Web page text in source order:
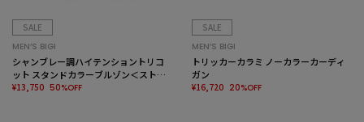
SALE
MEN’S BIGI
シャンブレー調ハイテンショントリコ
ット スタンドカラーブルゾン＜ストレ
ッチ＞＜接触冷感/速乾/UVカット＞
¥13,750 50%OFF
SALE
MEN’S BIGI
トリッカーカラミ ノーカラーカーディ
ガン
¥16,720 20%OFF